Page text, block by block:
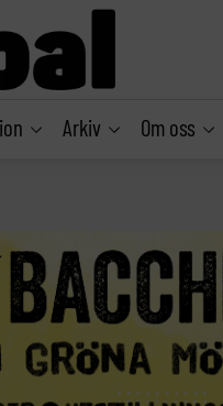
Arkiv Om oss